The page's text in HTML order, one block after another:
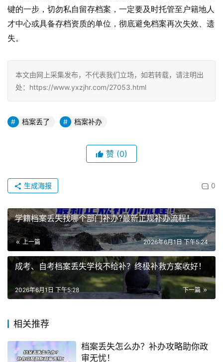
键的一步，切勿私自留存档案，一定要及时托管至户籍地人
才中心或具备存档资质的单位，彻底避免档案再次失效、遗
失。
本文由网上采集发布，不代表我们立场，如若转载，请注明出
处：https://www.yxzjhr.com/27053.html
档案丢了 档案补办
赞 (0)
0
生成海报
学籍档案丢失找哪个部门补办?最新正规补办流程！
上一篇 2026年6月1日 下午5:24
成考、自考档案丢失学校不给补？终极补救方案收好！
下一篇
2026年6月1日 下午5:28
相关推荐
档案丢失怎么办？补办攻略助你政
审无忧！